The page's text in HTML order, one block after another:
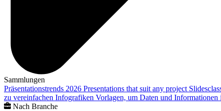
Sammlungen
Präsentationstrends 2026 Presentations that suit any project
zu vereinfachen Infografiken Vorlagen, um Daten und
Nach Branche